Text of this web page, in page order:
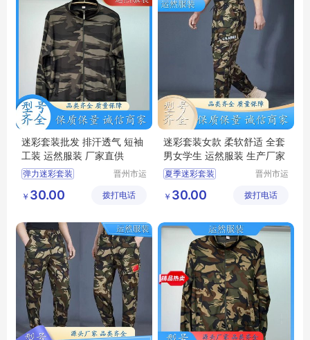
迷彩套装批发 排汗透气 短袖
工装 运然服装 厂家直供
弹力迷彩套装
迷彩套装批发
军训迷彩服
晋州市运
工厂
￥ 30.00 拨打电话
迷彩套装女款 柔软舒适 全套
男女学生 运然服装 生产厂家
夏季迷彩套装
迷彩套装批发
迷彩圆领短袖
晋州市运
工厂
￥ 30.00 拨打电话